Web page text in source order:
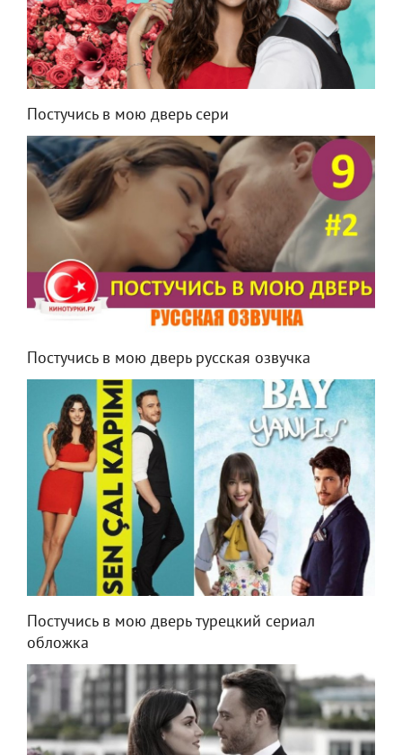
Постучись в мою дверь сери
Постучись в мою дверь русская озвучка
Постучись в мою дверь турецкий сериал
обложка